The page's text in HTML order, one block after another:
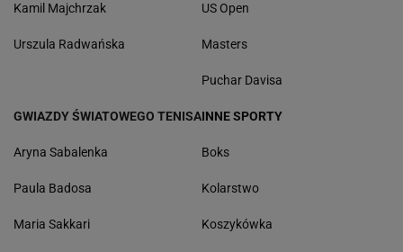
Kamil Majchrzak
Urszula Radwańska
US Open
Masters
Puchar Davisa
GWIAZDY ŚWIATOWEGO TENISA
Aryna Sabalenka
Paula Badosa
Maria Sakkari
INNE SPORTY
Boks
Kolarstwo
Koszykówka